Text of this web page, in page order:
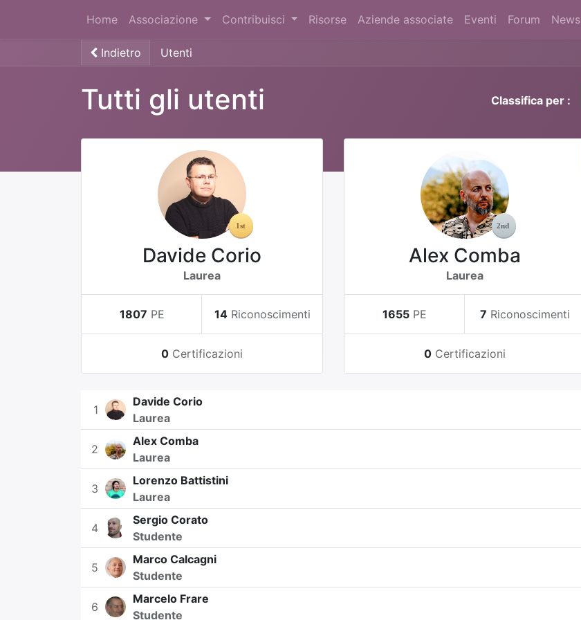
Home Associazione Contribuisci Risorse Aziende associate Eventi Forum News
Indietro Utenti
Tutti gli utenti Classifica per :
Davide Corio
Laurea
1807 PE 14 Riconoscimenti
0 Certificazioni
Alex Comba
Laurea
1655 PE 7 Riconoscimenti
0 Certificazioni
1
Davide Corio
Laurea
2
Alex Comba
Laurea
3
Lorenzo Battistini
Laurea
4
Sergio Corato
Studente
5
Marco Calcagni
Studente
6
Marcelo Frare
Studente